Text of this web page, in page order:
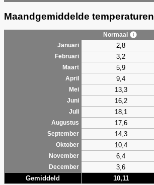
Maandgemiddelde temperaturen
Normaal
Januari
2,8
Februari 3,2
Maart 5,9
April 9,4
Mei 13,3
Juni
16,2
Juli
18,1
Augustus
17,6
September
14,3
Oktober
10,4
November
6,4
December
3,6
Gemiddeld 10,11